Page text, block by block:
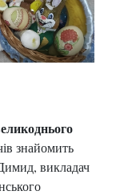
знайомить
викладач